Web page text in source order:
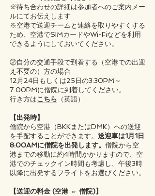
※待ち合わせの詳細は参加者へのご案内メー
ルにてお伝えします
※空港で送迎チームと連絡を取りやすくする
ため、空港でSIMカードやWi-Fiなどを利用
できるようにしておいてください。
②自分の交通手段で到着する（空港での出迎
え不要の）方の場合
12月24日もしくは25日の3:30PM～
7:00PMに僧院に到着してください。
​行き方はこちら （英語）
【出発時】
僧院から空港（BKKまたはDMK）への送迎
を手配することができます。 送迎車は1月1日
8:00AMに僧院を出発します。 僧院から空
港までの移動に約4時間かかりますので、空
港でのチェックイン時間も考慮し、午後3時
以降に出発するフライトをお選びください。
【送迎の料金 (空港 ⇔ 僧院)】